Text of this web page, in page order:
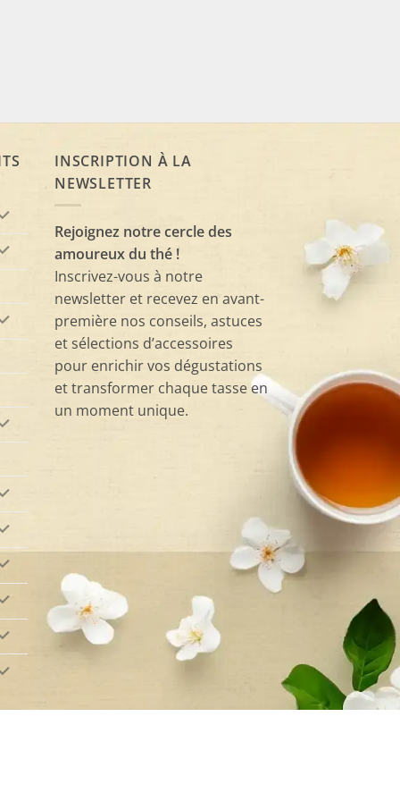
INSCRIPTION À LA
NEWSLETTER
Rejoignez notre cercle des
amoureux du thé !
Inscrivez-vous à notre
newsletter et recevez en avant-
première nos conseils, astuces
et sélections d’accessoires
pour enrichir vos dégustations
et transformer chaque tasse en
un moment unique.